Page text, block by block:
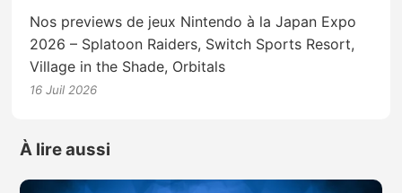
Nos previews de jeux Nintendo à la Japan Expo
2026 – Splatoon Raiders, Switch Sports Resort,
Village in the Shade, Orbitals
16 Juil 2026
À lire aussi